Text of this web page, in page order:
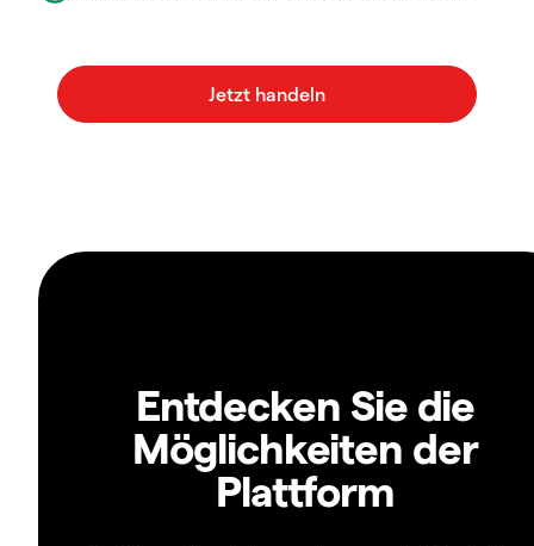
Entdecken Sie die
Möglichkeiten der
Plattform